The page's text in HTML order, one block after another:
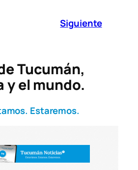
Siguiente
Tucumán,
y el mundo.
Estaremos.